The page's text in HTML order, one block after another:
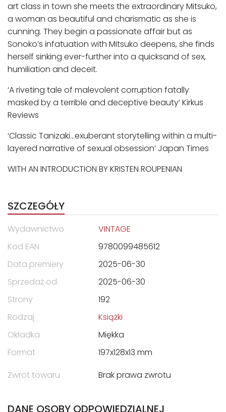
art class in town she meets the extraordinary Mitsuko,
a woman as beautiful and charismatic as she is
cunning. They begin a passionate affair but as
Sonoko’s infatuation with Mitsuko deepens, she finds
herself sinking ever-further into a quicksand of sex,
humiliation and deceit.
‘A riveting tale of malevolent corruption fatally
masked by a terrible and deceptive beauty’ Kirkus
Reviews
‘Classic Tanizaki…exuberant storytelling within a multi-
layered narrative of sexual obsession’ Japan Times
WITH AN INTRODUCTION BY KRISTEN ROUPENIAN
SZCZEGÓŁY
Wydawnictwo
VINTAGE
Kod EAN
9780099485612
Data premiery
2025-06-30
Sprzedaż od
2025-06-30
Strony
192
Rodzaj
Książki
Okładka
Miękka
Format
197x128x13 mm
Zwrot towaru
Brak prawa zwrotu
DANE OSOBY ODPOWIEDZIALNEJ